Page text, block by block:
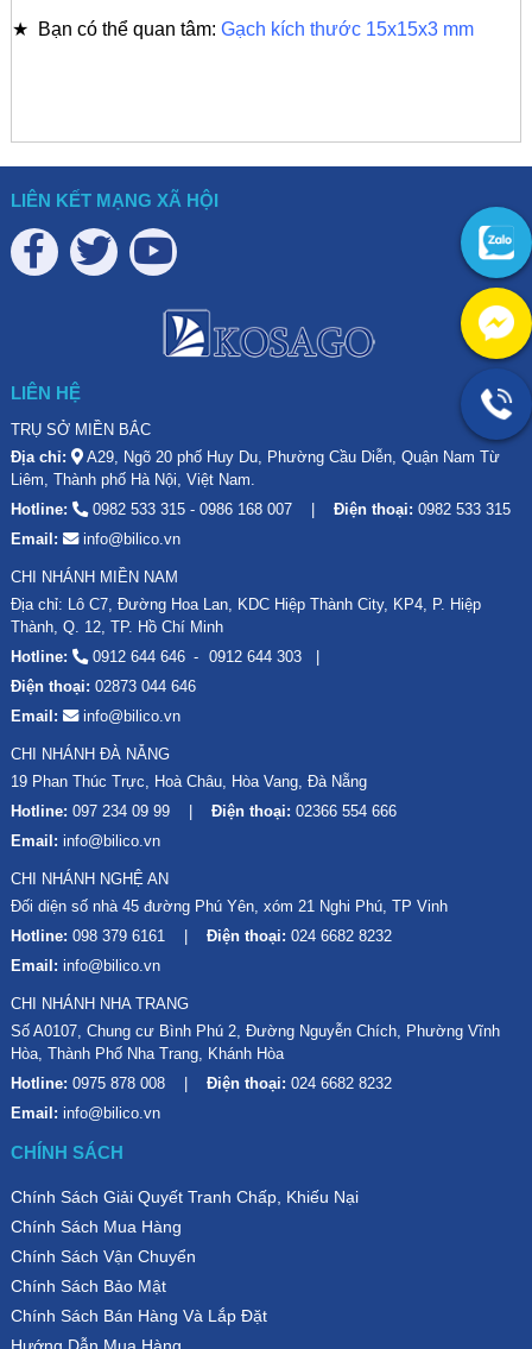
★ Bạn có thể quan tâm: Gạch kích thước 15x15x3 mm
LIÊN KẾT MẠNG XÃ HỘI
LIÊN HỆ
TRỤ SỞ MIỀN BẮC
Địa chỉ:
A29, Ngõ 20 phố Huy Du, Phường Cầu Diễn, Quận Nam Từ
Liêm, Thành phố Hà Nội, Việt Nam.
Hotline:
0982 533 315 - 0986 168 007 Điện thoại: 0982 533 315
Email:
info@bilico.vn
CHI NHÁNH MIỀN NAM
Địa chỉ: Lô C7, Đường Hoa Lan, KDC Hiệp Thành City, KP4, P. Hiệp
Thành, Q. 12, TP. Hồ Chí Minh
Hotline:
0912 644 646
0912 644 303
Điện thoại: 02873 044 646
Email:
info@bilico.vn
CHI NHÁNH ĐÀ NẴNG
19 Phan Thúc Trực, Hoà Châu, Hòa Vang, Đà Nẵng
Hotline: 097 234 09 99 Điện thoại: 02366 554 666
Email: info@bilico.vn
CHI NHÁNH NGHỆ AN
Đối diện số nhà 45 đường Phú Yên, xóm 21 Nghi Phú, TP Vinh
Hotline: 098 379 6161 Điện thoại: 024 6682 8232
Email: info@bilico.vn
CHI NHÁNH NHA TRANG
Số A0107, Chung cư Bình Phú 2, Đường Nguyễn Chích, Phường Vĩnh
Hòa, Thành Phố Nha Trang, Khánh Hòa
Hotline: 0975 878 008 Điện thoại: 024 6682 8232
Email: info@bilico.vn
CHÍNH SÁCH
Chính Sách Giải Quyết Tranh Chấp, Khiếu Nại
Chính Sách Mua Hàng
Chính Sách Vận Chuyển
Chính Sách Bảo Mật
Chính Sách Bán Hàng Và Lắp Đặt
Hướng Dẫn Mua Hàng